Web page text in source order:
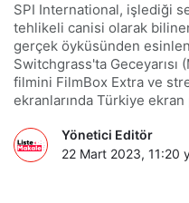
SPI International, işlediği
tehlikeli canisi olarak
gerçek öyküsünden
Switchgrass'ta
filmini FilmBox Extra ve
ekranlarında Türkiye
Yönetici Editör
22 Mart 2023, 11:20